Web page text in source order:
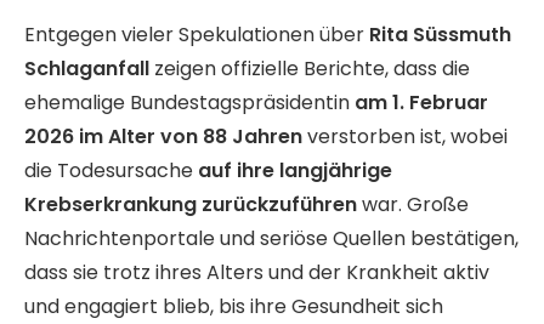
Entgegen vieler Spekulationen über Rita Süssmuth
Schlaganfall zeigen offizielle Berichte, dass die
ehemalige Bundestagspräsidentin am 1. Februar
2026 im Alter von 88 Jahrenverstorben ist, wobei
die Todesursache auf ihre langjährige
Krebserkrankung zurückzuführenwar. Große
Nachrichtenportale und seriöse Quellen bestätigen,
dass sie trotz ihres Alters und der Krankheit aktiv
und engagiert blieb, bis ihre Gesundheit sich